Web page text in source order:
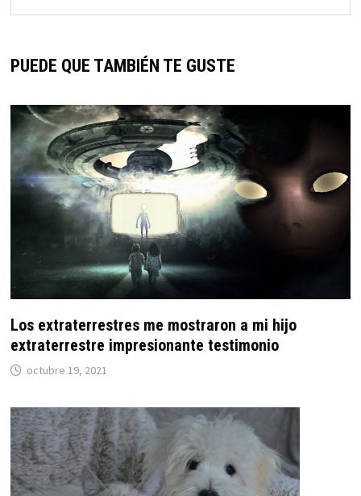
PUEDE QUE TAMBIÉN TE GUSTE
Los extraterrestres me mostraron a mi hijo
extraterrestre impresionante testimonio
octubre 19, 2021